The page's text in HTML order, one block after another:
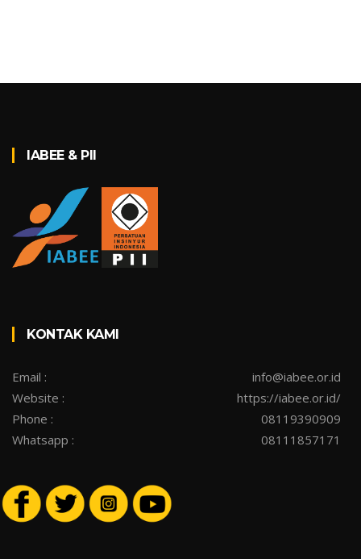
IABEE & PII
KONTAK KAMI
Email :
info@iabee.or.id
Website :
https://iabee.or.id/
Phone :
08119390909
Whatsapp :
08111857171